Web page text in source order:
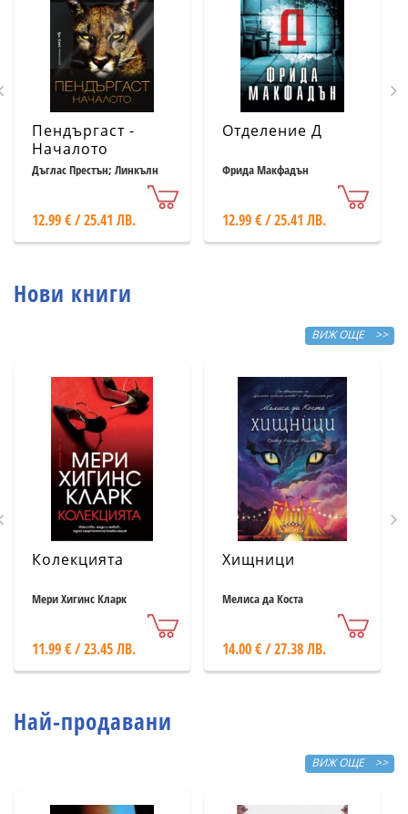
Пендъргаст -
Началото
Дъглас Престън; Линкълн
12.99 € / 25.41 ЛВ.
Отделение Д
Фрида Макфадън
12.99 € / 25.41 ЛВ.
Нови книги
ВИЖ ОЩЕ >>
Колекцията
Мери Хигинс Кларк
11.99 € / 23.45 ЛВ.
Хищници
Мелиса да Коста
14.00 € / 27.38 ЛВ.
Най-продавани
ВИЖ ОЩЕ >>